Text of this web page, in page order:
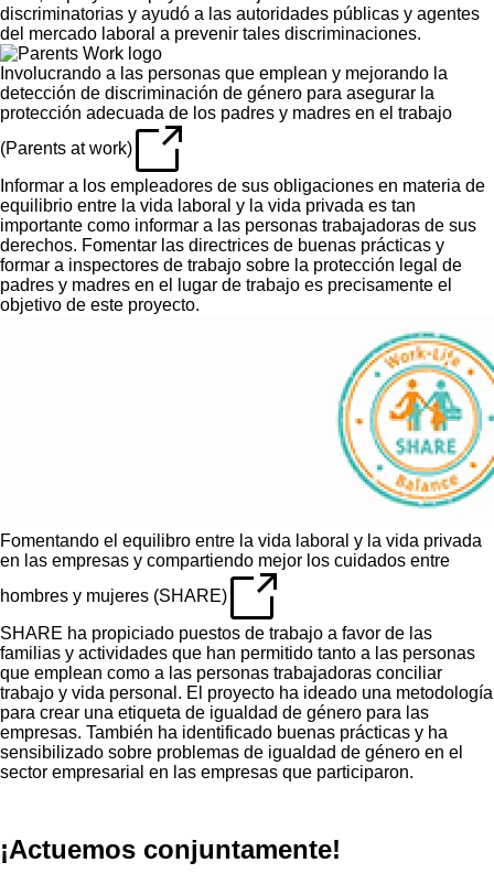
discriminatorias y ayudó a las autoridades públicas y agentes
del mercado laboral a prevenir tales discriminaciones.
Involucrando a las personas que emplean y mejorando la
detección de discriminación de género para asegurar la
protección adecuada de los padres y madres en el trabajo
(Parents at work)
Informar a los empleadores de sus obligaciones en materia de
equilibrio entre la vida laboral y la vida privada es tan
importante como informar a las personas trabajadoras de sus
derechos. Fomentar las directrices de buenas prácticas y
formar a inspectores de trabajo sobre la protección legal de
padres y madres en el lugar de trabajo es precisamente el
objetivo de este proyecto.
Fomentando el equilibro entre la vida laboral y la vida privada
en las empresas y compartiendo mejor los cuidados entre
hombres y mujeres (SHARE)
SHARE ha propiciado puestos de trabajo a favor de las
familias y actividades que han permitido tanto a las personas
que emplean como a las personas trabajadoras conciliar
trabajo y vida personal. El proyecto ha ideado una metodología
para crear una etiqueta de igualdad de género para las
empresas. También ha identificado buenas prácticas y ha
sensibilizado sobre problemas de igualdad de género en el
sector empresarial en las empresas que participaron.
¡Actuemos conjuntamente!